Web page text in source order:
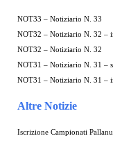
NOT33 – Notiziario N. 33
NOT32 – Notiziario N. 32 –
NOT32 – Notiziario N. 32
NOT31 – Notiziario N. 31 –
NOT31 – Notiziario N. 31 –
Altre Notizie
Iscrizione Campionati